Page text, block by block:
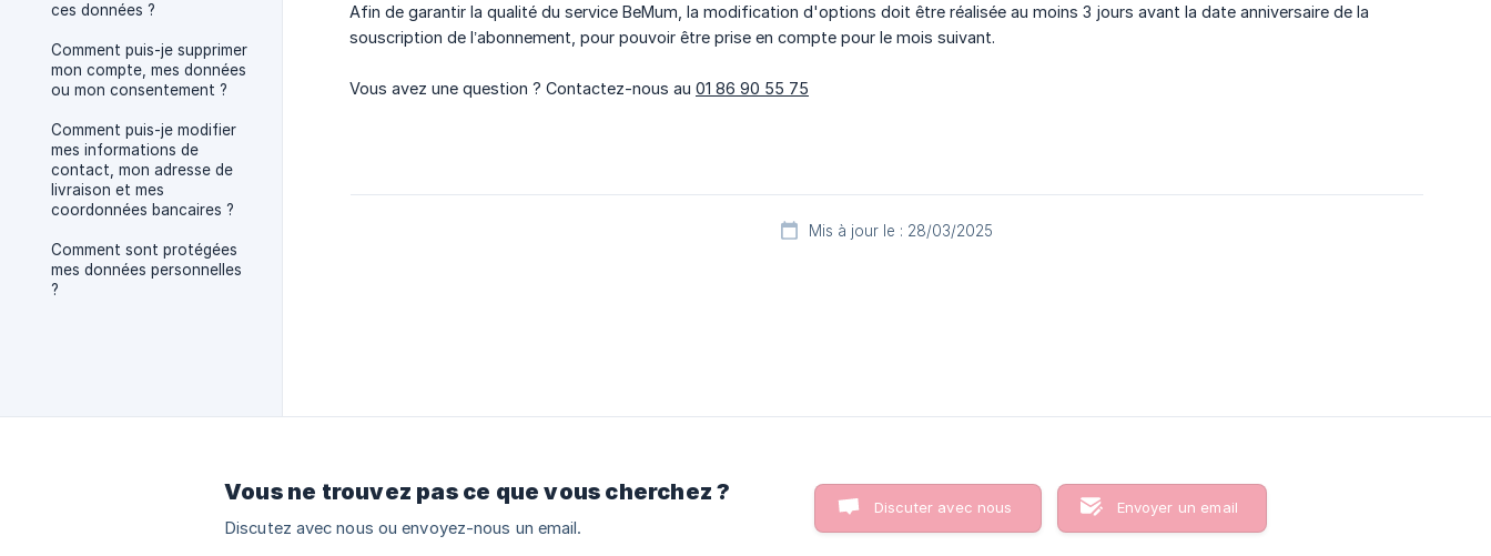
ces données ?
Comment puis-je supprimer
mon compte, mes données
ou mon consentement ?
Comment puis-je modifier
mes informations de
contact, mon adresse de
livraison et mes
coordonnées bancaires ?
Comment sont protégées
mes données personnelles
?
Afin de garantir la qualité du service BeMum, la modification d'options doit être réalisée au moins 3 jours avant la date anniversaire de la
souscription de l’abonnement, pour pouvoir être prise en compte pour le mois suivant.
Vous avez une question ? Contactez-nous au 01 86 90 55 75
Mis à jour le : 28/03/2025
Vous ne trouvez pas ce que vous cherchez ?
Discutez avec nous ou envoyez-nous un email.
Discuter avec nous Envoyer un email